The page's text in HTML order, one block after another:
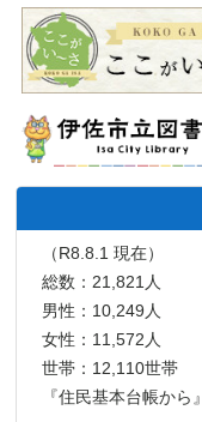
（R8.8.1 現在）
総数：21,821人
男性：10,249人
女性：11,572人
世帯：12,110世帯
『住民基本台帳から』